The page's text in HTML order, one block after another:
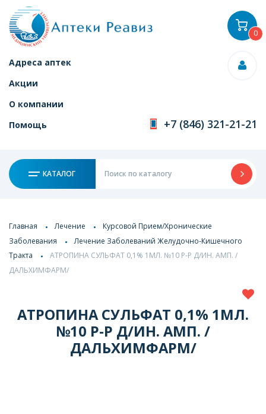
Адреса аптек
Акции
О компании
Помощь
+7 (846) 321-21-21
КАТАЛОГ
0
Главная Лечение
Курсовой Прием/Хронические
Заболевания
Лечение Заболеваний Желудочно-Кишечного
Тракта
АТРОПИНА СУЛЬФАТ 0,1% 1МЛ. №10 Р-Р Д/ИН. АМП. /
ДАЛЬХИМФАРМ/
АТРОПИНА СУЛЬФАТ 0,1% 1МЛ.
№10 Р-Р Д/ИН. АМП. /
ДАЛЬХИМФАРМ/